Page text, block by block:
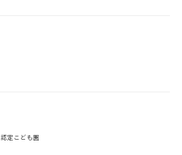
認定こども園